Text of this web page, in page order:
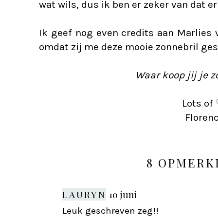
wat wils, dus ik ben er zeker van dat
Ik geef nog even credits aan Marlies
omdat zij me deze mooie zonnebril
Waar koop jij je
Lots of
8
LAURYN 10 juni
Leuk geschreven zeg!!